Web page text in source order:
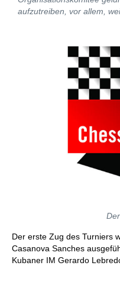
aufzutreiben, vor allem,
Der erste Zug des Turniers
Casanova Sanches
Kubaner IM Gerardo